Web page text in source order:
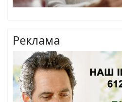
Реклама